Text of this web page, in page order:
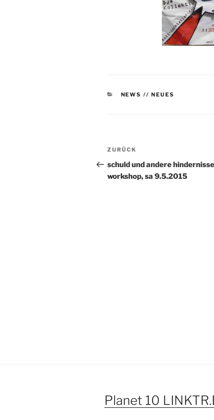
KATEGORIEN
NEWS // NEUES
Beitragsnavigation
Vorheriger
Beitrag
ZURÜCK
schuld und andere
workshop, sa 9.5.2015
Planet 10